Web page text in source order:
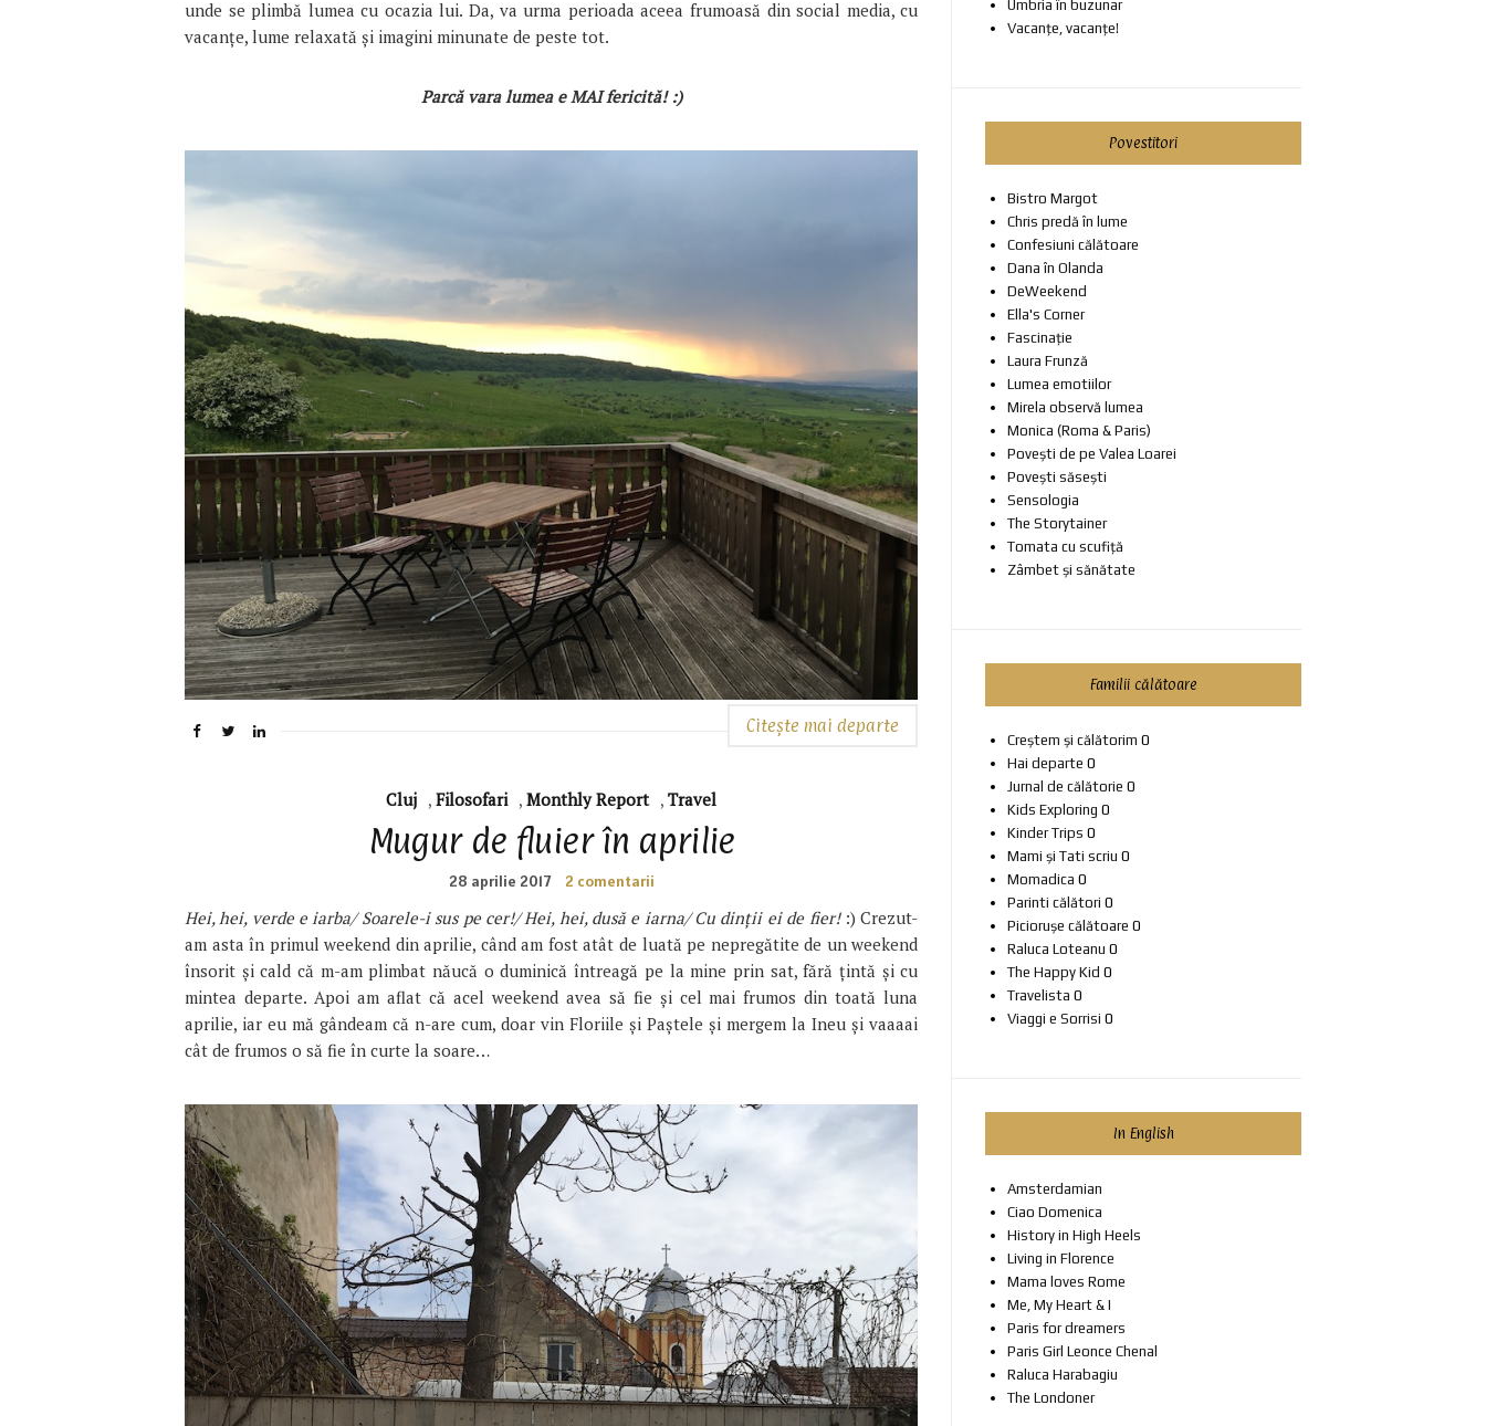
unde se plimbă lumea cu ocazia lui. Da, va urma perioada aceea frumoasă din social media, cu
vacanțe, lume relaxată și imagini minunate de peste tot.
Parcă vara lumea e MAI fericită! :)
Citește mai departe
Cluj ,Filosofari ,Monthly Report ,Travel
Mugur de fluier în aprilie
28 aprilie 2017 2 comentarii
Hei, hei, verde e iarba/ Soarele-i sus pe cer!/ Hei, hei, dusă e iarna/ Cu dinții ei de fier!:) Crezut-
am asta în primul weekend din aprilie, când am fost atât de luată pe nepregătite de un weekend
însorit și cald că m-am plimbat năucă o duminică întreagă pe la mine prin sat, fără țintă și cu
mintea departe. Apoi am aflat că acel weekend avea să fie și cel mai frumos din toată luna
aprilie, iar eu mă gândeam că n-are cum, doar vin Floriile și Paștele și mergem la Ineu și vaaaai
cât de frumos o să fie în curte la soare…
Umbria în buzunar
Vacanțe, vacanțe!
Povestitori
Bistro Margot
Chris predă în lume
Confesiuni călătoare
Dana în Olanda
DeWeekend
Ella's Corner
Fascinație
Laura Frunză
Lumea emotiilor
Mirela observă lumea
Monica (Roma & Paris)
Povești de pe Valea Loarei
Povești săsești
Sensologia
The Storytainer
Tomata cu scufiță
Zâmbet și sănătate
Familii călătoare
Creștem și călătorim 0
Hai departe 0
Jurnal de călătorie 0
Kids Exploring 0
Kinder Trips 0
Mami și Tati scriu 0
Momadica 0
Parinti călători 0
Piciorușe călătoare 0
Raluca Loteanu 0
The Happy Kid 0
Travelista 0
Viaggi e Sorrisi 0
In English
Amsterdamian
Ciao Domenica
History in High Heels
Living in Florence
Mama loves Rome
Me, My Heart & I
Paris for dreamers
Paris Girl Leonce Chenal
Raluca Harabagiu
The Londoner